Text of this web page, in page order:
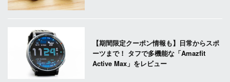
【期間限定クーポン情報も】日常からスポ
ーツまで！ タフで多機能な「Amazfit
Active Max」をレビュー